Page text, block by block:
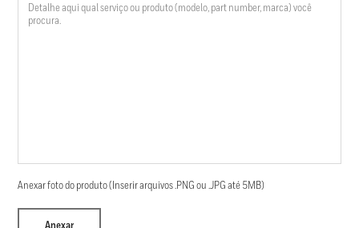
Anexar foto do produto (Inserir arquivos .PNG ou .JPG até 5MB)
Anexar